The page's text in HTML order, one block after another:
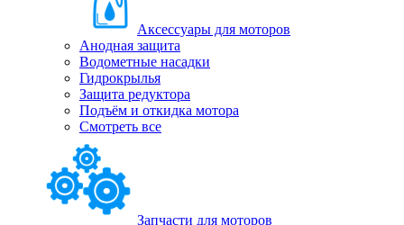
Аксессуары для моторов
Анодная защита
Водометные насадки
Гидрокрылья
Защита редуктора
Подъём и откидка мотора
Смотреть все
Запчасти для моторов